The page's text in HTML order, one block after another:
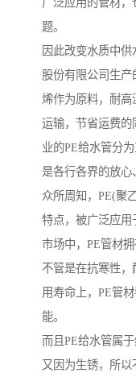
题。
因此改变水质中
股份有限公司生
烯作为原料，耐高
运输，节省运费的
业的PE给水管分
是各行各界的放心
众所周知，PE(聚
特点，被广泛应用
市场中，PE管材
不管是在抗寒性
用寿命上，PE管
能。
而且PE给水管属
又因为生锈，所